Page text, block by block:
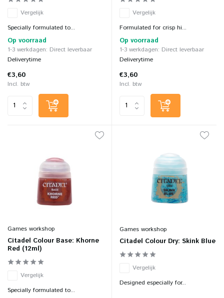
Vergelijk
Specially formulated to...
Op voorraad
1-3 werkdagen: Direct leverbaar
Deliverytime
€3,60
Incl. btw
Vergelijk
Formulated for crisp hi...
Op voorraad
1-3 werkdagen: Direct leverbaar
Deliverytime
€3,60
Incl. btw
Games workshop
Citadel Colour Base: Khorne
Red (12ml)
Vergelijk
Specially formulated to...
Games workshop
Citadel Colour Dry: Skink Blue
Vergelijk
Designed especially for...